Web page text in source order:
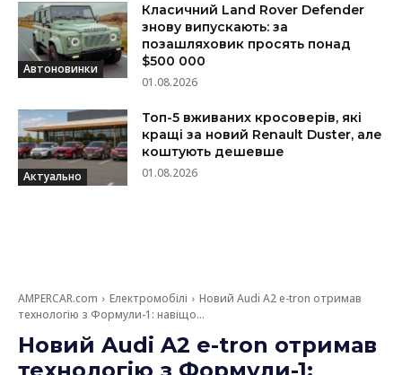
Автоновинки
Класичний Land Rover Defender
знову випускають: за
позашляховик просять понад
$500 000
01.08.2026
Актуально
Топ-5 вживаних кросоверів, які
кращі за новий Renault Duster, але
коштують дешевше
01.08.2026